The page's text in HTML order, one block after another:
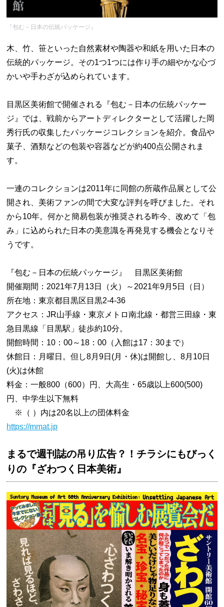
『包む－日本の伝統パッケージ』
木、竹、笹といった自然素材や陶器や和紙を用いた日本の
伝統的パッケージ。その1つ1つには作り手の細やかな心づ
かいや手わざが込められています。
目黒区美術館で開催される『包む－日本の伝統パッケー
ジ』では、戦前からアートディレクターとして活躍した岡
秀行氏の収集したパッケージコレクションを紹介。食品や
菓子、酒類などの包装や容器などが約400点公開されま
す。
一連のコレクションは2011年に同館の所蔵作品展として公
開され、美術ファンの間で大変な評判を呼びました。それ
から10年。何かと簡易包装が推奨される昨今、改めて「包
み」に込められた日本の美意識を再発見する機会となりそ
うです。
『包む－日本の伝統パッケージ』 目黒区美術館
開催期間：2021年7月13日（火）～2021年9月5日（日）
所在地：東京都目黒区目黒2-4-36
アクセス：JR山手線・東京メトロ南北線・都営三田線・東
急目黒線「目黒駅」徒歩約10分。
開館時間：10：00～18：00（入館は17：30まで）
休館日：月曜日。但し8月9日(月・休)は開館し、8月10日
(火)は休館
料金：一般800（600）円、大高生・65歳以上600(500)
円、中学生以下無料
※（ ）内は20名以上の団体料金
https://mmat.jp
まるで週刊誌の吊り広告？！チラシにもびっく
りの『ざわつく日本美術』